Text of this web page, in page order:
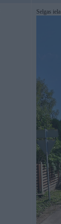
Selgas